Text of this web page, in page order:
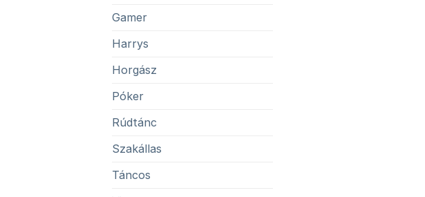
Gamer
Harrys
Horgász
Póker
Rúdtánc
Szakállas
Táncos